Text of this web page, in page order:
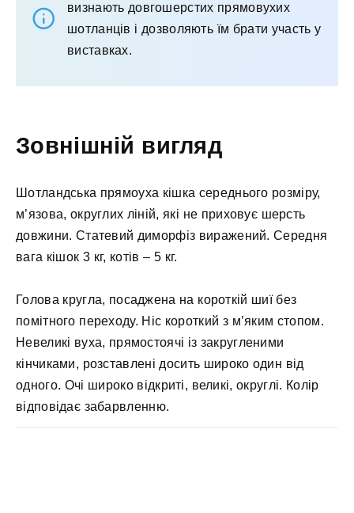
визнають довгошерстих прямовухих
шотланців і дозволяють їм брати участь у
виставках.
Зовнішній вигляд
Шотландська прямоуха кішка середнього розміру,
м’язова, округлих ліній, які не приховує шерсть
довжини. Статевий диморфіз виражений. Середня
вага кішок 3 кг, котів – 5 кг.
Голова кругла, посаджена на короткій шиї без
помітного переходу. Ніс короткий з м’яким стопом.
Невеликі вуха, прямостоячі із закругленими
кінчиками, розставлені досить широко один від
одного. Очі широко відкриті, великі, округлі. Колір
відповідає забарвленню.